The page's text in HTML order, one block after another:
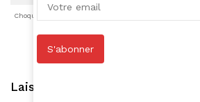
Choqué
Laisser une réponse
S'abonner